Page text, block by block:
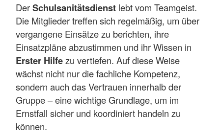
DerSchulsanitätsdienst lebt vom Teamgeist.
Die Mitglieder treffen sich regelmäßig, um über
vergangene Einsätze zu berichten, ihre
Einsatzpläne abzustimmen und ihr Wissen in
Erster Hilfezu vertiefen. Auf diese Weise
wächst nicht nur die fachliche Kompetenz,
sondern auch das Vertrauen innerhalb der
Gruppe – eine wichtige Grundlage, um im
Ernstfall sicher und koordiniert handeln zu
können.